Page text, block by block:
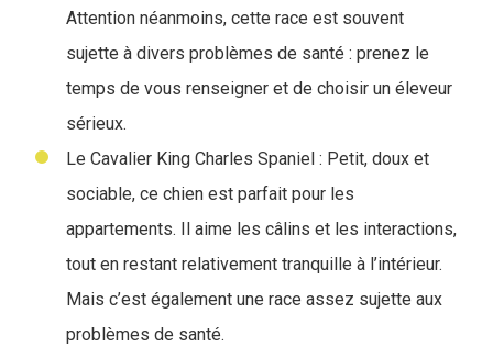
Attention néanmoins, cette race est souvent
sujette à divers problèmes de santé : prenez le
temps de vous renseigner et de choisir un éleveur
sérieux.
Le Cavalier King Charles Spaniel : Petit, doux et
sociable, ce chien est parfait pour les
appartements. Il aime les câlins et les interactions,
tout en restant relativement tranquille à l’intérieur.
Mais c’est également une race assez sujette aux
problèmes de santé.